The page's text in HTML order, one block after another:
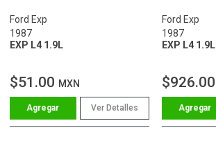
Ford Exp
1987
EXP L4 1.9L
$51.00 MXN
Ver Detalles
Ford Exp
1987
EXP L4 1.9L
$926.00